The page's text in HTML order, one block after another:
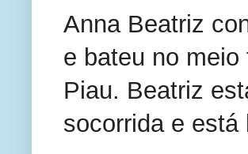
Anna Beatriz
e bateu no
Piau. Beatriz
socorrida e está